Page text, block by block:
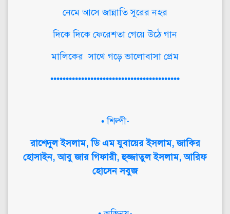
নেমে আসে জান্নাতি সুরের নহর
দিকে দিকে ফেরেশতা গেয়ে উঠে গান
মালিকের সাথে গড়ে ভালোবাসা প্রেম
••••••••••••••••••••••••••••••••••••••••••
• শিল্পী-
রাশেদুল ইসলাম, ডি এম যুবায়ের ইসলাম, জাকির
হোসাইন, আবু জার গিফারী, হুজ্জাতুল ইসলাম, আরিফ
হোসেন সবুজ